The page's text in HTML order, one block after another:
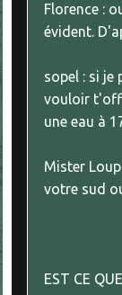
Florence :
évident.
sopel : si je
vouloir
une eau à
Mister
votre sud
EST CE